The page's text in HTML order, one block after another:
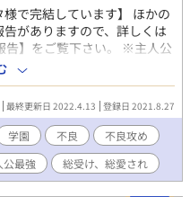
で完結しています】 ほかの
がありますので、詳しくは
告】をご覧下さい。 ※主人公
ますので友情要素強めで
紗枝野 恋（サエノ レン）。
く長い前髪。平凡で地味な見
不良とそれなりに仲良く過
ことでガラリと変わり……
/無表情と笑顔の二択/のら
プの暴力/無自覚/能天気…
筋肉/真面目詐欺/入学時のあ
最終更新日 2022.4.13 登録日 2021.8.27
学園 不良
不良攻め
公最強 総受け、総愛され